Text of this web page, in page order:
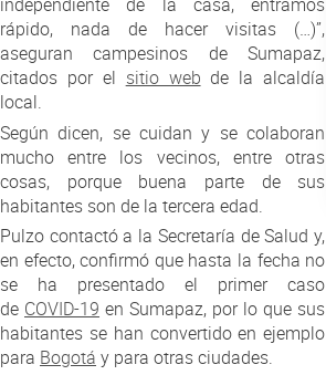
rápido, nada de hacer visitas (…)”,
aseguran campesinos de Sumapaz,
citados por el sitio web de la alcaldía
local.
Según dicen, se cuidan y se colaboran
mucho entre los vecinos, entre otras
cosas, porque buena parte de sus
habitantes son de la tercera edad.
Pulzo contactó a la Secretaría de Salud y,
en efecto, confirmó que hasta la fecha no
se ha presentado el primer caso
de COVID-19 en Sumapaz, por lo que sus
habitantes se han convertido en ejemplo
para Bogotá y para otras ciudades.